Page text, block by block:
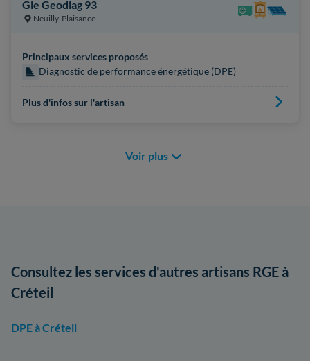
Gie Geodiag 93
Neuilly-Plaisance
Principaux services proposés
Diagnostic de performance énergétique (DPE)
Plus d'infos sur l'artisan
Voir plus
Consultez les services d'autres artisans RGE à
Créteil
DPE à Créteil